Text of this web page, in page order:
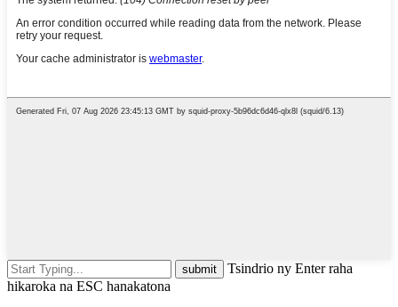
Tsindrio ny Enter raha
hikaroka na ESC hanakatona